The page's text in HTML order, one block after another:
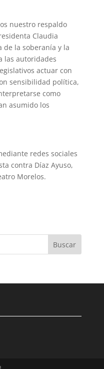
nuestro respaldo
Claudia
de la soberanía y la
las autoridades
actuar con
sensibilidad política,
como
asumido los
redes sociales
contra Díaz Ayuso,
Morelos.
Buscar